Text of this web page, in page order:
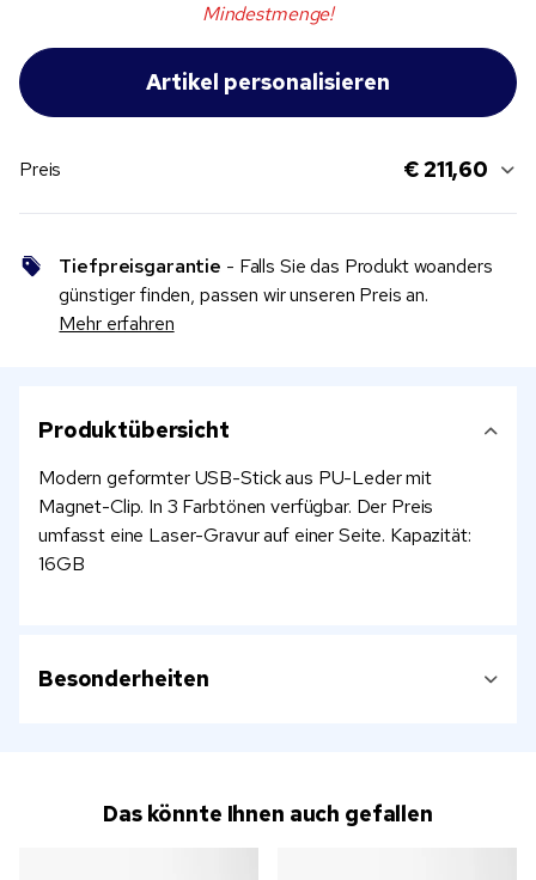
Mindestmenge!
Preis € 211,60
Tiefpreisgarantie - Falls Sie das Produkt woanders
günstiger finden, passen wir unseren Preis an.
Mehr erfahren
Produktübersicht
Modern geformter USB-Stick aus PU-Leder mit
Magnet-Clip. In 3 Farbtönen verfügbar. Der Preis
umfasst eine Laser-Gravur auf einer Seite. Kapazität:
16GB
Besonderheiten
Das könnte Ihnen auch gefallen